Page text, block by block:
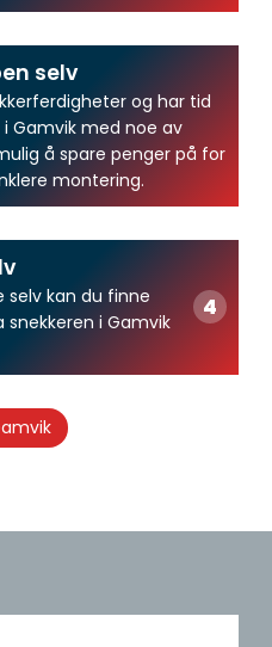
selv
og har tid
Gamvik med noe av
å spare penger på for
montering.
selv kan du finne
i Gamvik